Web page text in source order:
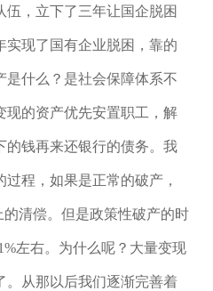
伍，立下了三年让国企脱困
实现了国有企业脱困，靠的
是什么？是社会保障体系不
现的资产优先安置职工，解
的钱再来还银行的债务。我
程，如果是正常的破产，
清偿。但是政策性破产的时
左右。为什么呢？大量变现
。从那以后我们逐渐完善着